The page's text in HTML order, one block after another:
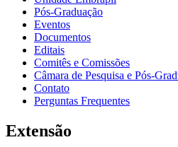
Pós-Graduação
Eventos
Documentos
Editais
Comitês e Comissões
Câmara de Pesquisa e Pós-
Contato
Perguntas Frequentes
Extensão